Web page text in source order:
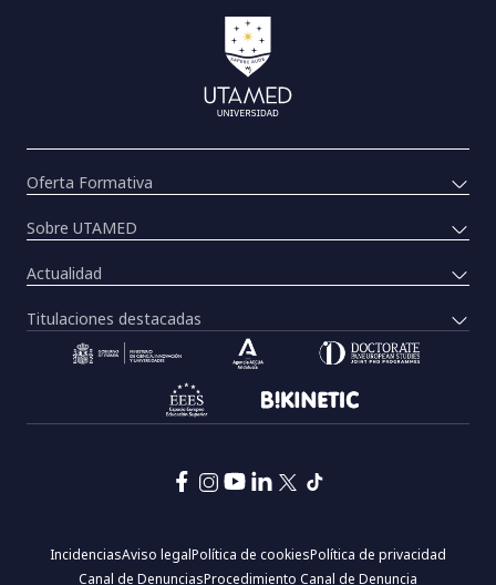
Oferta Formativa
Sobre UTAMED
Actualidad
Titulaciones destacadas
IncidenciasAviso legalPolítica de cookiesPolítica de privacidad
Canal de DenunciasProcedimiento Canal de Denuncia